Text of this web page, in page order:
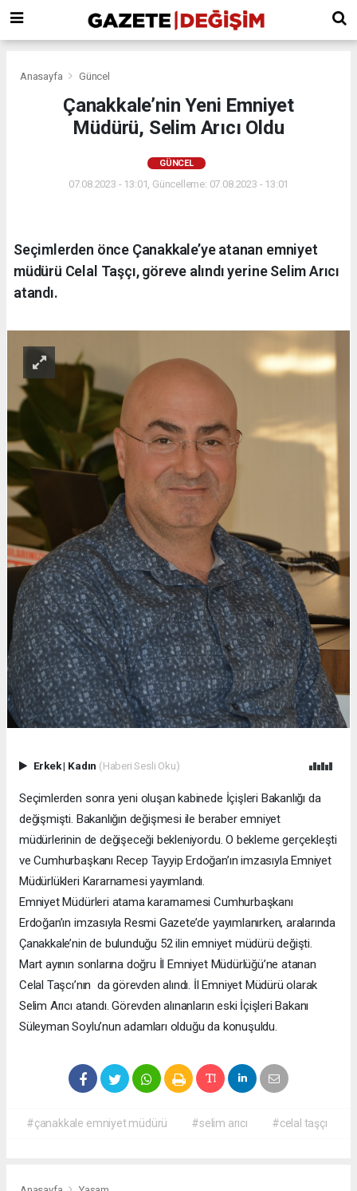
Anasayfa Güncel
Çanakkale’nin Yeni Emniyet
Müdürü, Selim Arıcı Oldu
GÜNCEL
07.08.2023 - 13:01, Güncelleme: 07.08.2023 - 13:01
Seçimlerden önce Çanakkale’ye atanan emniyet
müdürü Celal Taşçı, göreve alındı yerine Selim Arıcı
atandı.
Erkek| Kadın (Haberi Sesli Oku)
Seçimlerden sonra yeni oluşan kabinede İçişleri Bakanlığı da
değişmişti. Bakanlığın değişmesi ile beraber emniyet
müdürlerinin de değişeceği bekleniyordu. O bekleme gerçekleşti
ve Cumhurbaşkanı Recep Tayyip Erdoğan’ın imzasıyla Emniyet
Müdürlükleri Kararnamesi yayımlandı.
Emniyet Müdürleri atama kararnamesi Cumhurbaşkanı
Erdoğan’ın imzasıyla Resmi Gazete’de yayımlanırken, aralarında
Çanakkale’nin de bulunduğu 52 ilin emniyet müdürü değişti.
Mart ayının sonlarına doğru İl Emniyet Müdürlüğü’ne atanan
Celal Taşcı’nın da görevden alındı. İl Emniyet Müdürü olarak
Selim Arıcı atandı. Görevden alınanların eski İçişleri Bakanı
Süleyman Soylu’nun adamları olduğu da konuşuldu.
#çanakkale emniyet müdürü #selim arıcı #celal taşçı